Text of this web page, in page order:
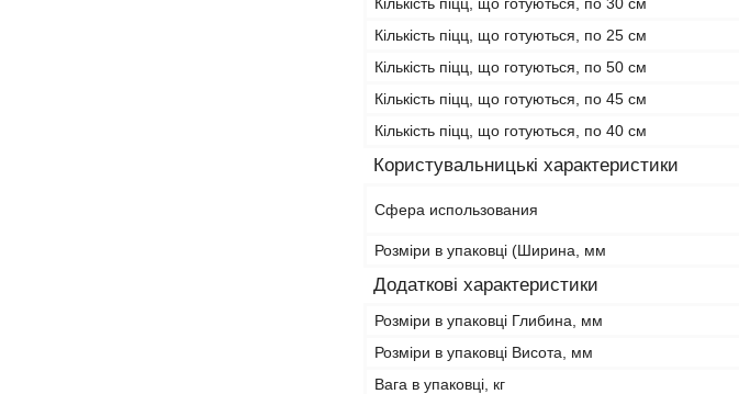
Кількість піцц, що готуються, по 25 см
Кількість піцц, що готуються, по 50 см
Кількість піцц, що готуються, по 45 см
Кількість піцц, що готуються, по 40 см
Користувальницькі характеристики
Сфера использования
Розміри в упаковці (Ширина, мм
Додаткові характеристики
Розміри в упаковці Глибина, мм
Розміри в упаковці Висота, мм
Вага в упаковці, кг